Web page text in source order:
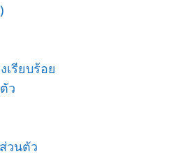
รียบร้อย
ว
วนตัว